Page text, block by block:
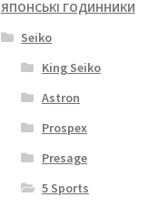
ЯПОНСЬКІ ГОДИННИКИ
Seiko
King Seiko
Astron
Prospex
Presage
5 Sports